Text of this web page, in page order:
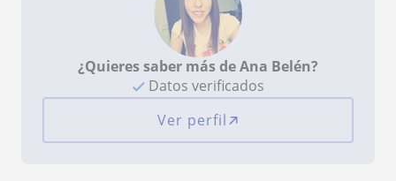
¿Quieres saber más de Ana Belén?
Datos verificados
Ver perfil